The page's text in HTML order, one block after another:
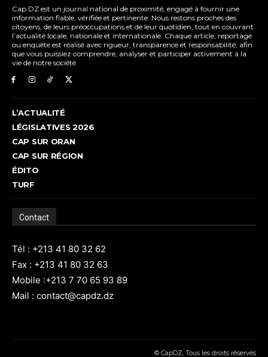
Cap DZ est un journal national de proximité, engagé à fournir une
information fiable, vérifiée et pertinente. Nous restons proches des
citoyens, de leurs préoccupations et de leur quotidien, tout en couvrant
l’actualité locale, nationale et internationale. Chaque article, reportage
ou enquête est réalisé avec rigueur, transparence et responsabilité, afin
que vous puissiez comprendre, analyser et participer activement à la
vie de notre société.
L’ACTUALITÉ
LÉGISLATIVES 2026
CAP SUR ORAN
CAP SUR RÉGION
ÉDITO
TURF
Contact
Tél : +213 41 80 32 62
Fax : +213 41 80 32 63
Mobile :+213 7 70 65 93 89
Mail : contact@capdz.dz
© CapDZ, Tous les droits réservés